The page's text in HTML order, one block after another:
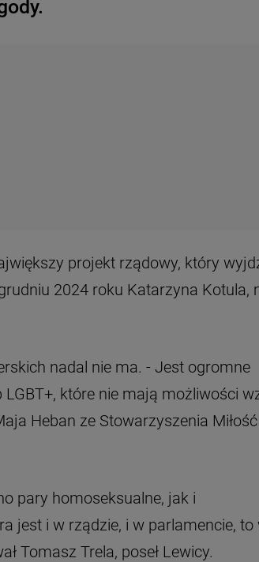
projekt rządowy, który
2024 roku Katarzyna Kotula,
nadal nie ma. - Jest ogromne
które nie mają możliwości
Heban ze Stowarzyszenia
pary homoseksualne, jak i
jest i w rządzie, i w parlamencie, to
Tomasz Trela, poseł Lewicy.